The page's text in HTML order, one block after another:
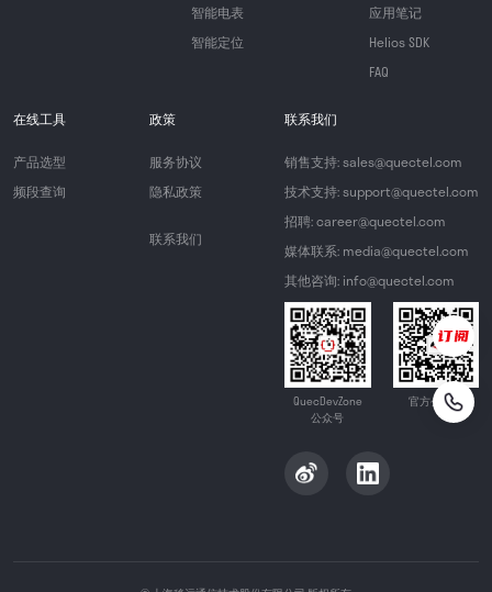
智能电表
智能定位
应用笔记
Helios SDK
FAQ
在线工具
产品选型
频段查询
政策
服务协议
隐私政策
联系我们
联系我们
销售支持: sales@quectel.com
技术支持: support@quectel.com
招聘: career@quectel.com
媒体联系: media@quectel.com
其他咨询: info@quectel.com
QuecDevZone
公众号
官方公众号